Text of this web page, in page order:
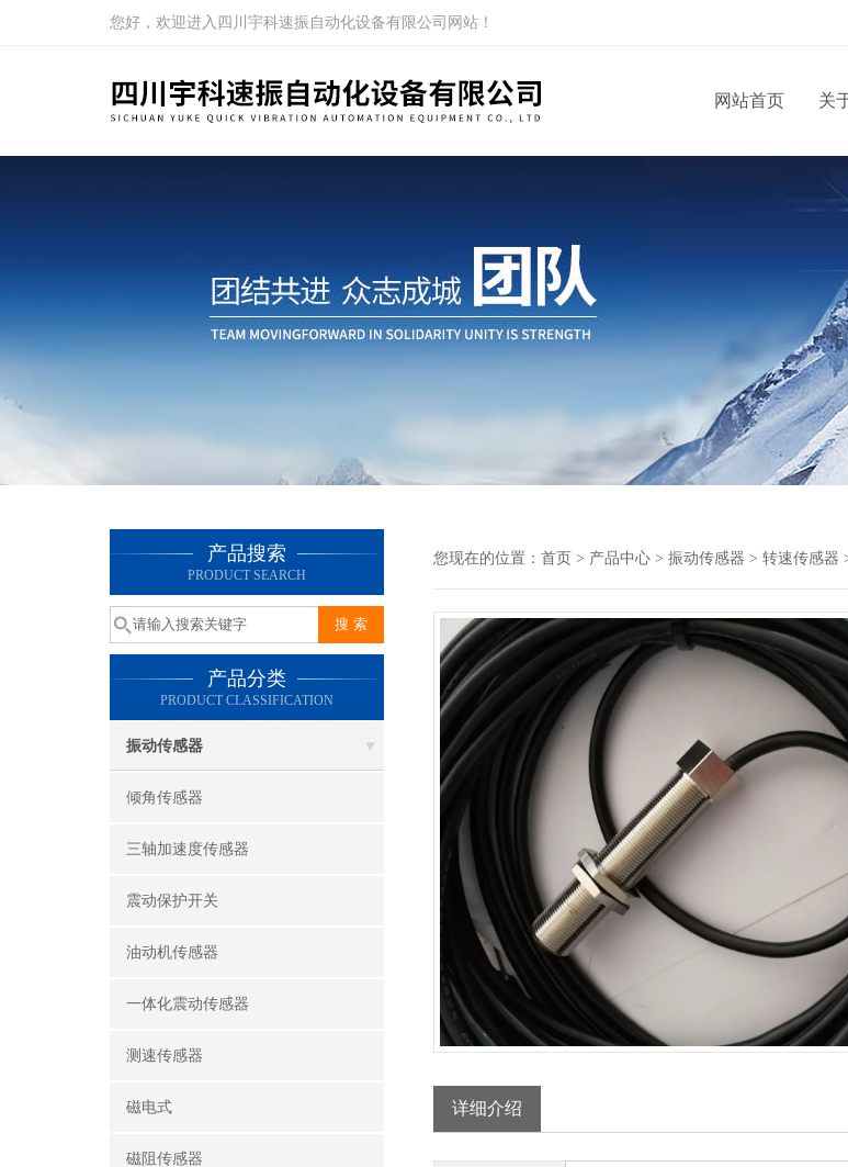
您好，欢迎进入四川宇科速振自动化设备有限公司网站！
网站首页 关
产品搜索
PRODUCT SEARCH
产品分类
PRODUCT CLASSIFICATION
振动传感器
倾角传感器
三轴加速度传感器
震动保护开关
油动机传感器
一体化震动传感器
测速传感器
磁电式
磁阻传感器
您现在的位置： 首页 > 产品中心 > 振动传感器 > 转速传感器
详细介绍